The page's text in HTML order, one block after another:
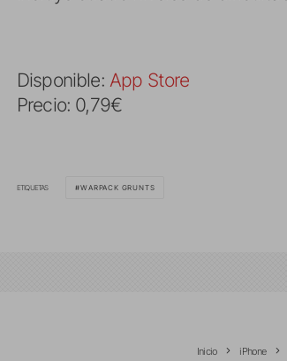
Disponible: App Store
Precio: 0,79€
ETIQUETAS WARPACK GRUNTS
Inicio iPhone